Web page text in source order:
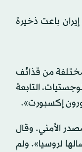
باعت ذخيرة
2022، يخص عيّنات بأحجام مختلفة من قذائف
التابعة
إكسبورت».
الأمني. وقال
لروسيا». ولم